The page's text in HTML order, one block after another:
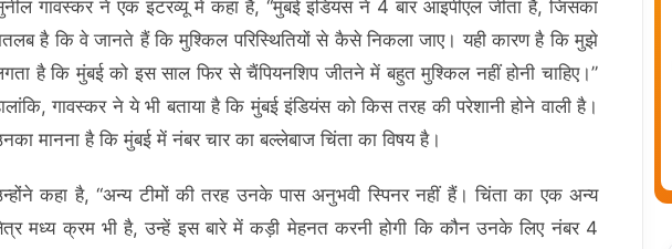
गावस्कर ने एक इंटरव्यू में कहा है, “मुंबई इंडियंस ने 4 बार आइपीएल जीता है, जिसका
है कि वे जानते हैं कि मुश्किल परिस्थितियों से कैसे निकला जाए। यही कारण है कि मुझे
है कि मुंबई को इस साल फिर से चैंपियनशिप जीतने में बहुत मुश्किल नहीं होनी चाहिए।”
गावस्कर ने ये भी बताया है कि मुंबई इंडियंस को किस तरह की परेशानी होने वाली है।
मानना है कि मुंबई में नंबर चार का बल्लेबाज चिंता का विषय है।
कहा है, “अन्य टीमों की तरह उनके पास अनुभवी स्पिनर नहीं हैं। चिंता का एक अन्य
मध्य क्रम भी है, उन्हें इस बारे में कड़ी मेहनत करनी होगी कि कौन उनके लिए नंबर 4